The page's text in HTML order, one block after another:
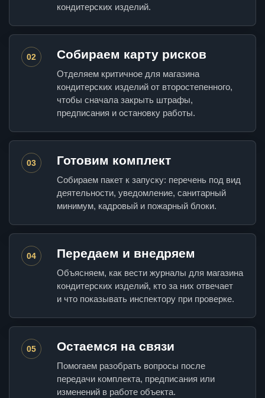
кондитерских изделий.
02 Собираем карту рисков
Отделяем критичное для магазина
кондитерских изделий от второстепенного,
чтобы сначала закрыть штрафы,
предписания и остановку работы.
03 Готовим комплект
Собираем пакет к запуску: перечень под вид
деятельности, уведомление, санитарный
минимум, кадровый и пожарный блоки.
04 Передаем и внедряем
Объясняем, как вести журналы для магазина
кондитерских изделий, кто за них отвечает
и что показывать инспектору при проверке.
05 Остаемся на связи
Помогаем разобрать вопросы после
передачи комплекта, предписания или
изменений в работе объекта.